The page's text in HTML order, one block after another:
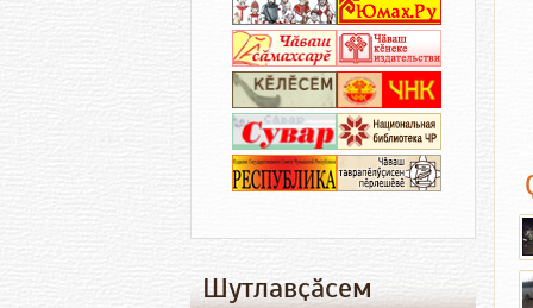
Шутлавҫӑсем